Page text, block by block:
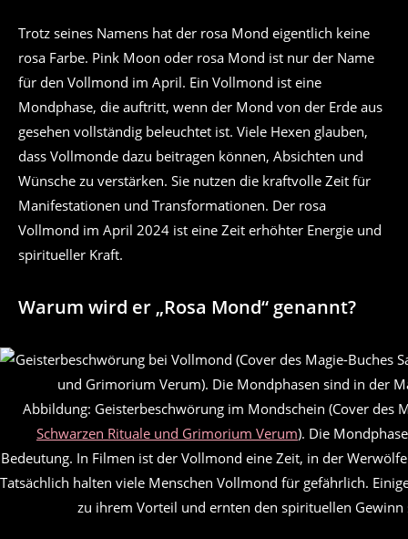
Trotz seines Namens hat der rosa Mond eigentlich keine
rosa Farbe. Pink Moon oder rosa Mond ist nur der Name
für den Vollmond im April. Ein Vollmond ist eine
Mondphase, die auftritt, wenn der Mond von der Erde aus
gesehen vollständig beleuchtet ist. Viele Hexen glauben,
dass Vollmonde dazu beitragen können, Absichten und
Wünsche zu verstärken. Sie nutzen die kraftvolle Zeit für
Manifestationen und Transformationen. Der rosa
Vollmond im April 2024 ist eine Zeit erhöhter Energie und
spiritueller Kraft.
Warum wird er „Rosa Mond“ genannt?
Abbildung: Geisterbeschwörung im Mondschein (Cover des
Schwarzen Rituale und Grimorium Verum). Die
Bedeutung. In Filmen ist der Vollmond eine Zeit, in der
Tatsächlich halten viele Menschen Vollmond für gefährlich.
zu ihrem Vorteil und ernten den spirituellen Gewinn